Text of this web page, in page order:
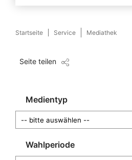
Startseite Service Mediathek
Seite teilen
Medientyp
Wahlperiode